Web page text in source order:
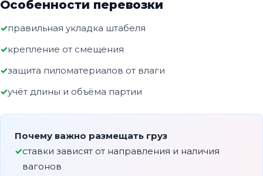
Особенности перевозки
правильная укладка штабеля
крепление от смещения
защита пиломатериалов от влаги
учёт длины и объёма партии
Почему важно размещать груз
ставки зависят от направления и наличия
вагонов